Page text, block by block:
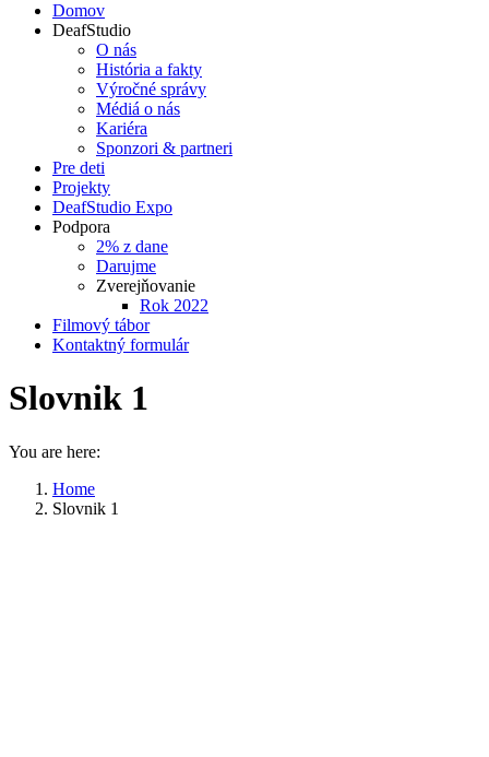
Domov
DeafStudio
O nás
História a fakty
Výročné správy
Médiá o nás
Kariéra
Sponzori & partneri
Pre deti
Projekty
DeafStudio Expo
Podpora
2% z dane
Darujme
Zverejňovanie
Rok 2022
Filmový tábor
Kontaktný formulár
Slovnik 1
You are here:
Home
Slovnik 1